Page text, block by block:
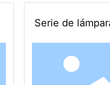
Serie de
ado